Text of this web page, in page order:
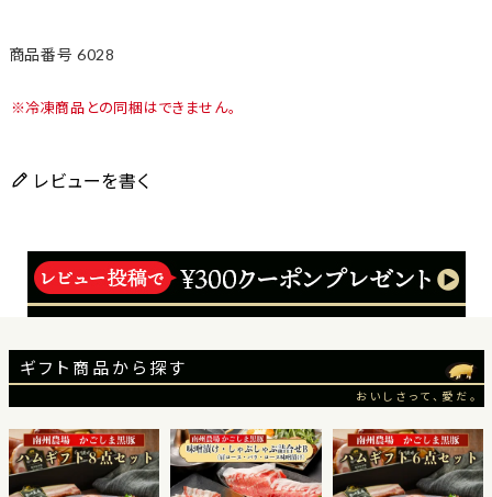
商品番号 6028
冷凍商品との同梱はできません。
レビューを書く
ギフト商品から探す
おいしさって、愛だ。